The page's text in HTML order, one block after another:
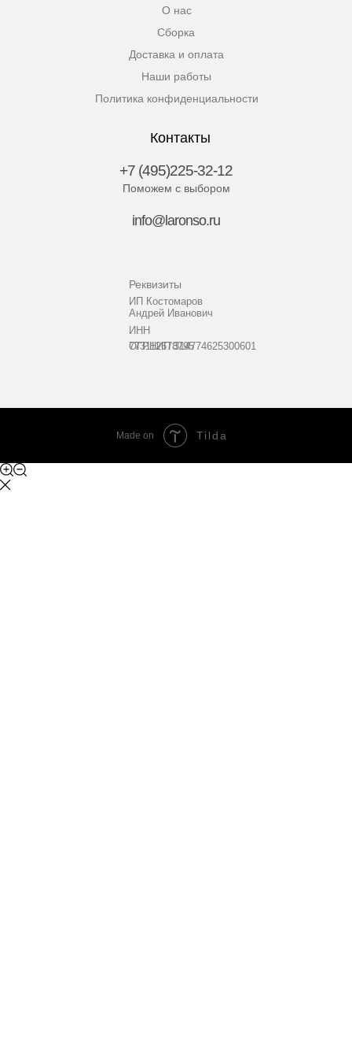
Реквизиты
ИП Костомаров
Андрей Иванович
ИНН
773112678795
ОГРНИП 314774625300601
Контакты
+7 (495)225-32-12
Поможем с выбором
info@laronso.ru
О нас
Доставка и оплата
Наши работы
Политика конфиденциальности
Сборка
Made on Tilda